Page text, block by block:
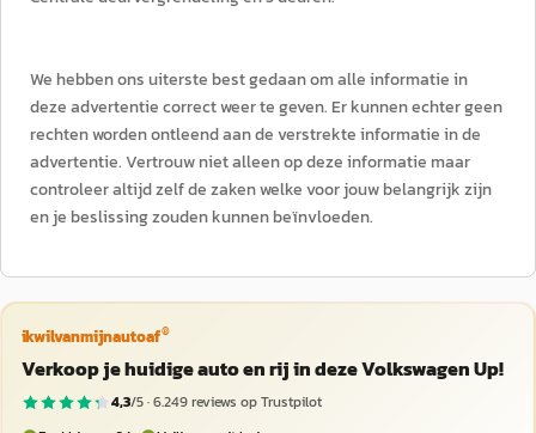
We hebben ons uiterste best gedaan om alle informatie in
deze advertentie correct weer te geven. Er kunnen echter geen
rechten worden ontleend aan de verstrekte informatie in de
advertentie. Vertrouw niet alleen op deze informatie maar
controleer altijd zelf de zaken welke voor jouw belangrijk zijn
en je beslissing zouden kunnen beïnvloeden.
ikwilvanmijnautoaf®
Verkoop je huidige auto en rij in deze Volkswagen Up!
4,3/5 ·6.249reviews op Trustpilot